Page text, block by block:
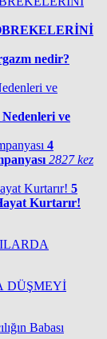
nedir?
ve
4
2827 kez
5
Kurtarır!
DÜŞMEYİ